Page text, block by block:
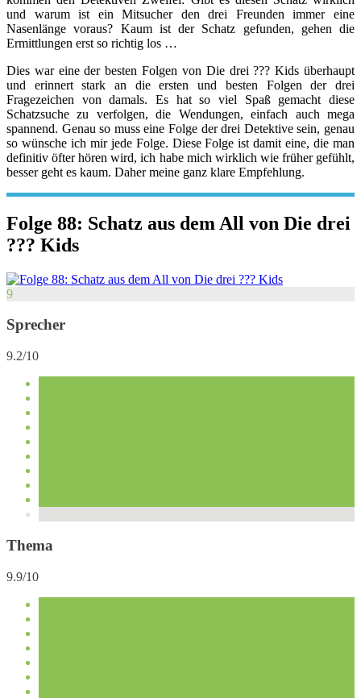
und warum ist ein Mitsucher den drei Freunden immer eine
Nasenlänge voraus? Kaum ist der Schatz gefunden, gehen die
Ermittlungen erst so richtig los …
Dies war eine der besten Folgen von Die drei ??? Kids überhaupt
und erinnert stark an die ersten und besten Folgen der drei
Fragezeichen von damals. Es hat so viel Spaß gemacht diese
Schatzsuche zu verfolgen, die Wendungen, einfach auch mega
spannend. Genau so muss eine Folge der drei Detektive sein, genau
so wünsche ich mir jede Folge. Diese Folge ist damit eine, die man
definitiv öfter hören wird, ich habe mich wirklich wie früher gefühlt,
besser geht es kaum. Daher meine ganz klare Empfehlung.
Folge 88: Schatz aus dem All von Die drei
??? Kids
9
Sprecher
9.2/10
Thema
9.9/10